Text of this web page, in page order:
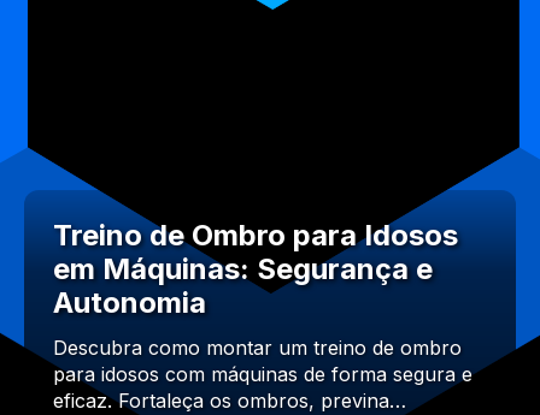
Treino de Ombro para Idosos
em Máquinas: Segurança e
Autonomia
Descubra como montar um treino de ombro
para idosos com máquinas de forma segura e
eficaz. Fortaleça os ombros, previna…